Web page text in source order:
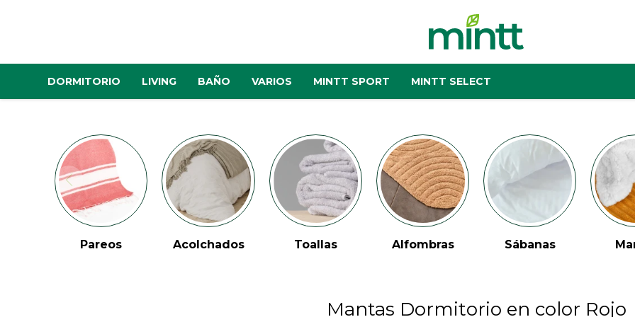
DORMITORIO LIVING BAÑO VARIOS MINTT SPORT MINTT SELECT
Pareos Acolchados Toallas Alfombras Sábanas
Mantas Dormitorio en color Rojo